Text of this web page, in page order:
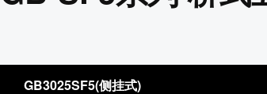
GB3025SF5(侧挂式)